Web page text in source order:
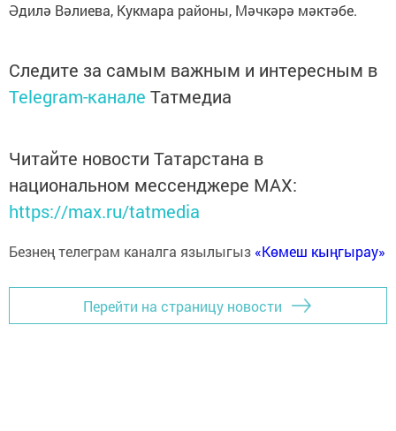
Әдилә Вәлиева, Кукмара районы, Мәчкәрә мәктәбе.
Следите за самым важным и интересным в
Telegram-канале Татмедиа
Читайте новости Татарстана в
национальном мессенджере MАХ:
https://max.ru/tatmedia
Безнең телеграм каналга язылыгыз «Көмеш кыңгырау»
Перейти на страницу новости